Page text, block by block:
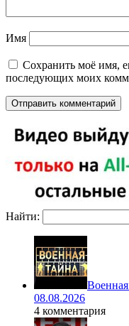
Имя
Сохранить моё имя,
последующих моих
Найти:
08.08.2026
4 комментария